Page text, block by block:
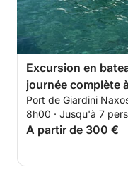
Excursion en
journée complète
Mazzarò et
Port de Giardini
8h00 · Jusqu'à 7
A partir de 300 €